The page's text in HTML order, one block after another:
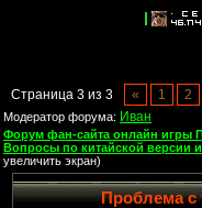
Страница 3 из 3 « 1 2
Модератор форума: Иван
Форум фан-сайта онлайн игры
Вопросы по китайской версии
увеличить экран)
Проблема с